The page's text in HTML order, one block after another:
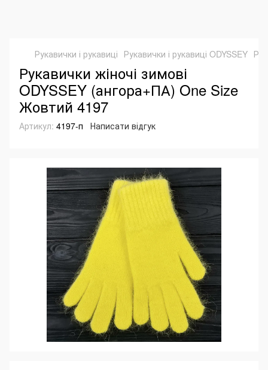
Рукавички і рукавиці Рукавички і рукавиці ODYSSEY
Рукавички жіночі зимові
ODYSSEY (ангора+ПА) One Size
Жовтий 4197
Артикул: 4197-п Написати відгук